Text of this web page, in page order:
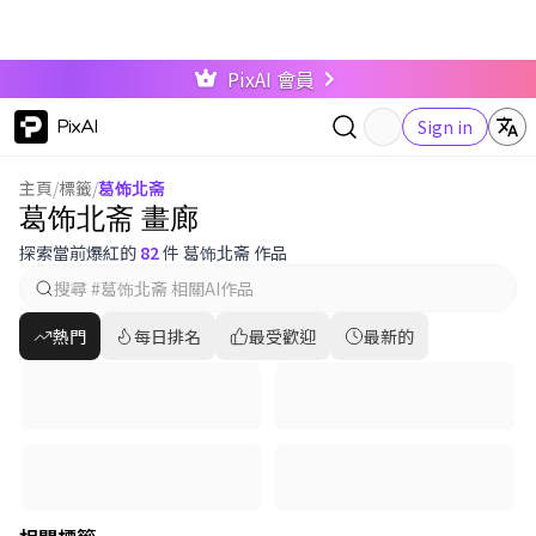
PixAI 會員
PixAI Sign in
主頁/標籤/葛饰北斋
葛饰北斋 畫廊
探索當前爆紅的 82件 葛饰北斋 作品
熱門 每日排名 最受歡迎 最新的